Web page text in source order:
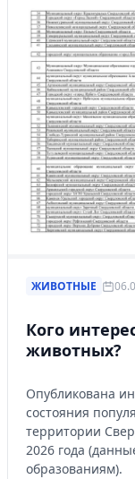
ЖИВОТНЫЕ
Кого
животных?
Опубликована
состояния
территории
2026 года
образованиям).